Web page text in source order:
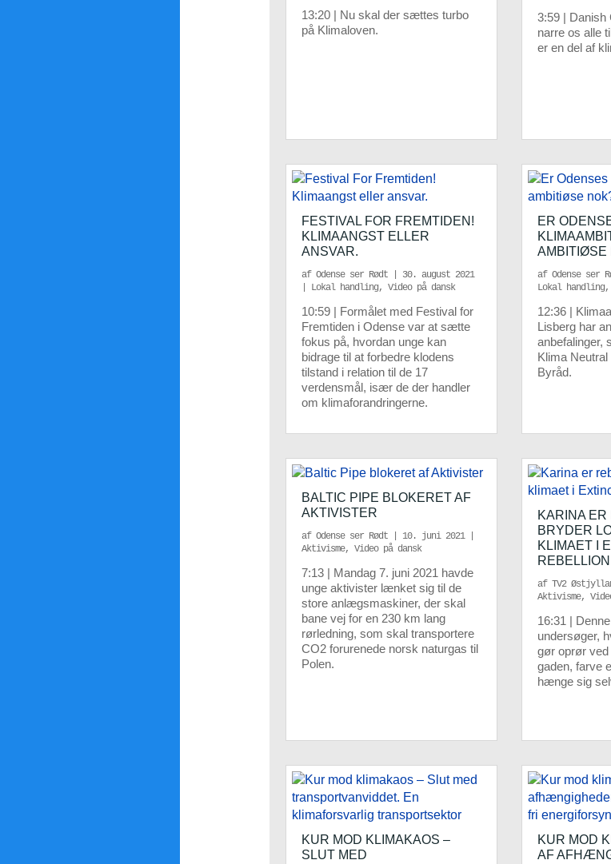
13:20 | Nu skal der sættes turbo
på Klimaloven.
3:59 | Danish
narre os alle
er en del af
FESTIVAL FOR FREMTIDEN!
KLIMAANGST ELLER
ANSVAR.
af Odense ser Rødt| 30. august 2021
Lokal handling, Video på dansk
10:59 | Formålet med Festival for
Fremtiden i Odense var at sætte
fokus på, hvordan unge kan
bidrage til at forbedre klodens
tilstand i relation til de 17
verdensmål, især de der handler
om klimaforandringerne.
ER
AMBITIØSE
af Odense ser
Lokal handling,
12:36 |
Lisberg har
anbefalinger,
Klima
Byråd.
BALTIC PIPE BLOKERET AF
AKTIVISTER
af Odense ser Rødt| 10. juni 2021|
Aktivisme, Video på dansk
7:13 | Mandag 7. juni 2021 havde
unge aktivister lænket sig til de
store anlægsmaskiner, der skal
bane vej for en 230 km lang
rørledning, som skal transportere
CO2 forurenede norsk naturgas til
Polen.
KARINA ER
BRYDER
KLIMAET I
REBELLION
af TV2
Aktivisme,
16:31 |
undersøger,
gør oprør
gaden, farve
hænge sig
KUR MOD KLIMAKAOS –
SLUT MED
KUR MOD
AF